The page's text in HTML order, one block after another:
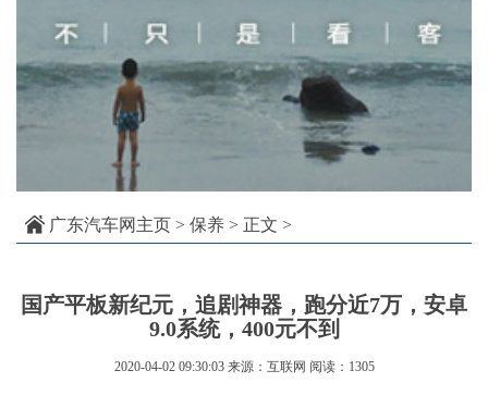
广东汽车网主页 > 保养 > 正文 >
国产平板新纪元，追剧神器，跑分近7万，安卓
9.0系统，400元不到
2020-04-02 09:30:03 来源：互联网 阅读：1305